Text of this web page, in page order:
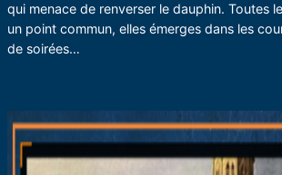
qui menace de renverser le dauphin. Toutes
un point commun, elles émerges dans les
de soirées…